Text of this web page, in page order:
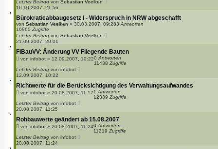
Letzter Beitrag von Sebastian Veelken
16.10.2007, 21:56
Bürokratieabbaugesetz I - Widerspruch in NRW abgeschafft
von Sebastian Veelken » 30.03.2007, 09:283 Antworten
16960 Zugriffe
Letzter Beitrag von Sebastian Veelken
21.09.2007, 20:01
FlBauVV: Änderung VV Fliegende Bauten
von infobot » 12.09.2007, 10:220 Antworten
11438 Zugriffe
Letzter Beitrag von infobot
12.09.2007, 10:22
Richtwerte für die Berücksichtigung des Verwaltungsaufwandes
von infobot » 20.08.2007, 11:171 Antworten
12339 Zugriffe
Letzter Beitrag von infobot
20.08.2007, 11:25
Rohbauwerte geändert ab 15.08.2007
von infobot » 20.08.2007, 11:240 Antworten
11219 Zugriffe
Letzter Beitrag von infobot
20.08.2007, 11:24